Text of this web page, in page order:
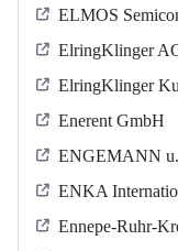
ELMOS
ElringKlinger
ElringKlinger
Enerent GmbH
ENGEMANN u.
ENKA
Ennepe-Ruhr-